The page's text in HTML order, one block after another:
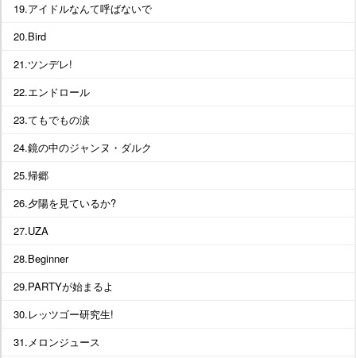
19.アイドルなんて呼ばないで
20.Bird
21.ツンデレ!
22.エンドロール
23.てもでもの涙
24.鏡の中のジャンヌ・ダルク
25.帰郷
26.夕陽を見ているか?
27.UZA
28.Beginner
29.PARTYが始まるよ
30.レッツゴー研究生!
31.メロンジュース